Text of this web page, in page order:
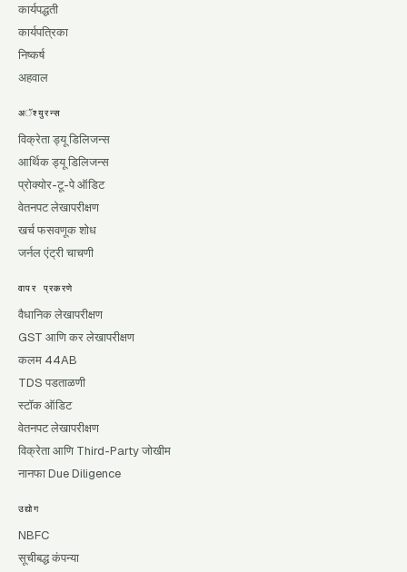
कार्यपद्धती
कार्यपत्रिका
निष्कर्ष
अहवाल
अॅश्युरन्स
विक्रेता ड्यू डिलिजन्स
आर्थिक ड्यू डिलिजन्स
प्रोक्योर-टू-पे ऑडिट
वेतनपट लेखापरीक्षण
खर्च फसवणूक शोध
जर्नल एंट्री चाचणी
वापर प्रकरणे
वैधानिक लेखापरीक्षण
GST आणि कर लेखापरीक्षण
कलम 44AB
TDS पडताळणी
स्टॉक ऑडिट
वेतनपट लेखापरीक्षण
विक्रेता आणि Third-Party जोखीम
नानफा Due Diligence
उद्योग
NBFC
सूचीबद्ध कंपन्या